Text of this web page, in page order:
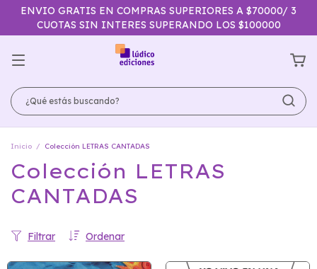
ENVIO GRATIS EN COMPRAS SUPERIORES A $70000/ 3
CUOTAS SIN INTERES SUPERANDO LOS $100000
Inicio / Colección LETRAS CANTADAS
Colección LETRAS
CANTADAS
Ordenar
Filtrar